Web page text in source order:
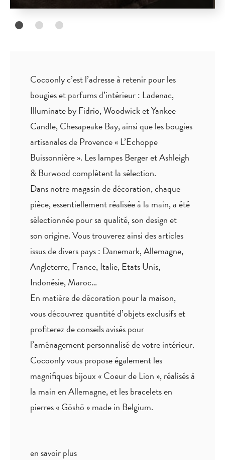
Cocoonly c’est l’adresse à retenir pour les
bougies et parfums d’intérieur : Ladenac,
Illuminate by Fidrio, Woodwick et Yankee
Candle, Chesapeake Bay, ainsi que les bougies
artisanales de Provence « L’Echoppe
Buissonnière ». Les lampes Berger et Ashleigh
& Burwood complètent la sélection.
Dans notre magasin de décoration, chaque
pièce,essentiellement réalisée à la main, a été
sélectionnée pour sa qualité, son design et
son origine. Vous trouverez ainsi des articles
issus de divers pays : Danemark, Allemagne,
Angleterre, France, Italie, Etats Unis,
Indonésie, Maroc…
En matière de décoration pour la maison,
vous découvrez quantitéd’objets exclusifset
profiterez deconseils aviséspour
l’aménagement personnalisé de votre intérieur.
Cocoonly vous propose également les
magnifiques bijoux « Coeur de Lion », réalisés à
la main en Allemagne, et les bracelets en
pierres « Göshö » made in Belgium.
en savoir plus